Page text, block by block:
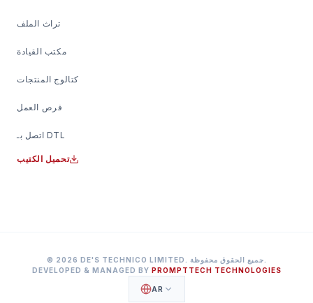
تراث الملف
مكتب القيادة
كتالوج المنتجات
فرص العمل
اتصل بـ DTL
تحميل الكتيب
© 2026 DE'S TECHNICO LIMITED. جميع الحقوق محفوظة
DEVELOPED & MANAGED BY PROMPTTECH TECHNOLOGIES
AR